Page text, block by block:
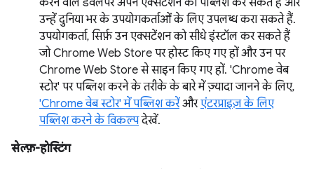
करने वाले डेवलपर अपने एक्सटेंशन को पब्लिश कर सकते हैं और
उन्हें दुनिया भर के उपयोगकर्ताओं के लिए उपलब्ध करा सकते हैं.
उपयोगकर्ता, सिर्फ़ उन एक्सटेंशन को सीधे इंस्टॉल कर सकते हैं
जो Chrome Web Store पर होस्ट किए गए हों और उन पर
Chrome Web Store से साइन किए गए हों. 'Chrome वेब
स्टोर' पर पब्लिश करने के तरीके के बारे में ज़्यादा जानने के लिए,
'Chrome वेब स्टोर' में पब्लिश करेंऔरएंटरप्राइज़ के लिए
पब्लिश करने के विकल्पदेखें.
सेल्फ़-होस्टिंग